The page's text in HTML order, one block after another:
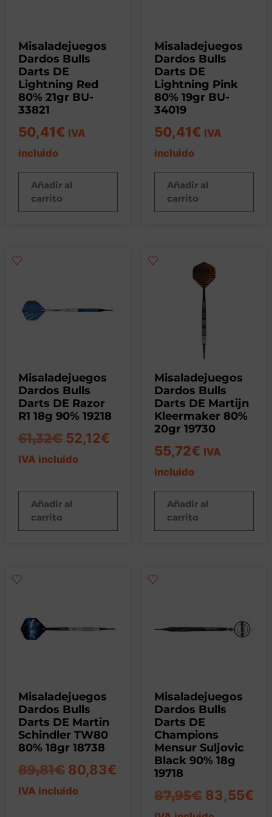
Misaladejuegos
Dardos Bulls
Darts DE
Lightning Red
80% 21gr BU-
33821
50,41€ IVA
incluido
Añadir al
carrito
Misaladejuegos
Dardos Bulls
Darts DE
Lightning Pink
80% 19gr BU-
34019
50,41€ IVA
incluido
Añadir al
carrito
Misaladejuegos
Dardos Bulls
Darts DE Razor
R1 18g 90% 19218
61,32€ 52,12€
IVA incluido
Añadir al
carrito
Misaladejuegos
Dardos Bulls
Darts DE Martijn
Kleermaker 80%
20gr 19730
55,72€ IVA
incluido
Añadir al
carrito
Misaladejuegos
Dardos Bulls
Darts DE Martin
Schindler TW80
80% 18gr 18738
89,81€ 80,83€
IVA incluido
Misaladejuegos
Dardos Bulls
Darts DE
Champions
Mensur Suljovic
Black 90% 18g
19718
87,95€ 83,55€